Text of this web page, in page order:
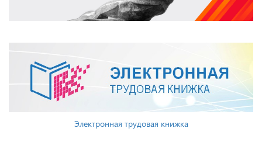
Электронная трудовая книжка